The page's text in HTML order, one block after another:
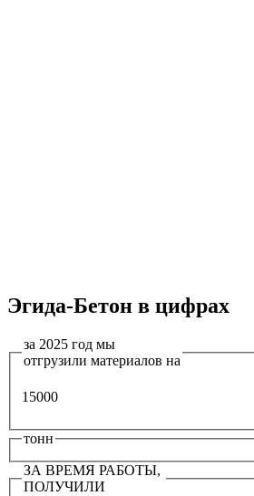
Эгида-Бетон в цифрах
за 2025 год мы
отгрузили материалов на
15000
тонн
ЗА ВРЕМЯ РАБОТЫ,
ПОЛУЧИЛИ